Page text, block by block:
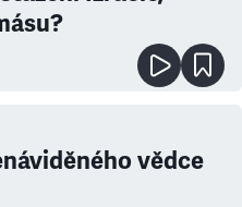
vědce